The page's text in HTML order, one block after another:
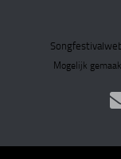
Mogelijk